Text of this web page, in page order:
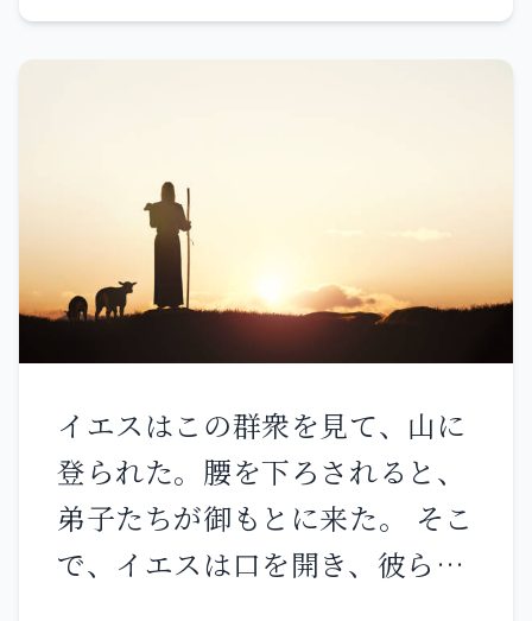
し、あなたが悪しき者に、その
道から立ち帰るように警告して
ぬが、あなたは自分の命を救
う。 人の子よ、あなたはイスラ
エルの家に言いなさい。あなた
がたはこう言った。『我々の背
ため我々は痩せ衰える。どうし
て生きることができようか』
と。 彼らに言いなさい。私は生
きている――主なる神の仰せ。私は
れ出し、溝にも満ちた。 供え物
ブラハム、イサク、イスラエル
の神、主よ。あなたがイスラエ
ルの神であり、私があなたの僕
であるということ、またあなた
の言葉によって、私がこれらす
べてのことを行ったということ
が、今日、明らかになりますよ
うに。 お答えください、主よ、
お答えください。そうすればこ
を見なくなるが、またしばらく
だろう。」 また、言った。
「『しばらくすると』と言って
おられるのは、何のことだろ
う。何を話しておられるのか分
尋ねたがっているのを知って言
われた。「『しばらくすると、
あなたがたは私を見なくなる
が、またしばらくすると、私を
イエスはこの群衆を見て、山に
登られた。腰を下ろされると、
弟子たちが御もとに来た。 そこ
で、イエスは口を開き、彼らに